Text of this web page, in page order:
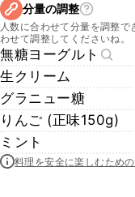
分量の調整
人数に合わせて分量を調整
わせて調整してくださいね。
無糖ヨーグルト
生クリーム
グラニュー糖
りんご (正味150g)
ミント
料理を安全に楽しむため